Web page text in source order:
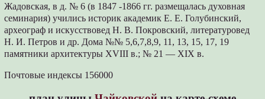
Жадовская, в д. № 6 (в 1847 -1866 гг. размещалась духовная
семинария) учились историк академик Е. Е. Голубинский,
археограф и искусствовед Н. В. Покровский, литературовед
Н. И. Петров и др. Дома №№ 5,6,7,8,9, 11, 13, 15, 17, 19
памятники архитектуры XVIII в.; № 21 — XIX в.
Почтовые индексы 156000